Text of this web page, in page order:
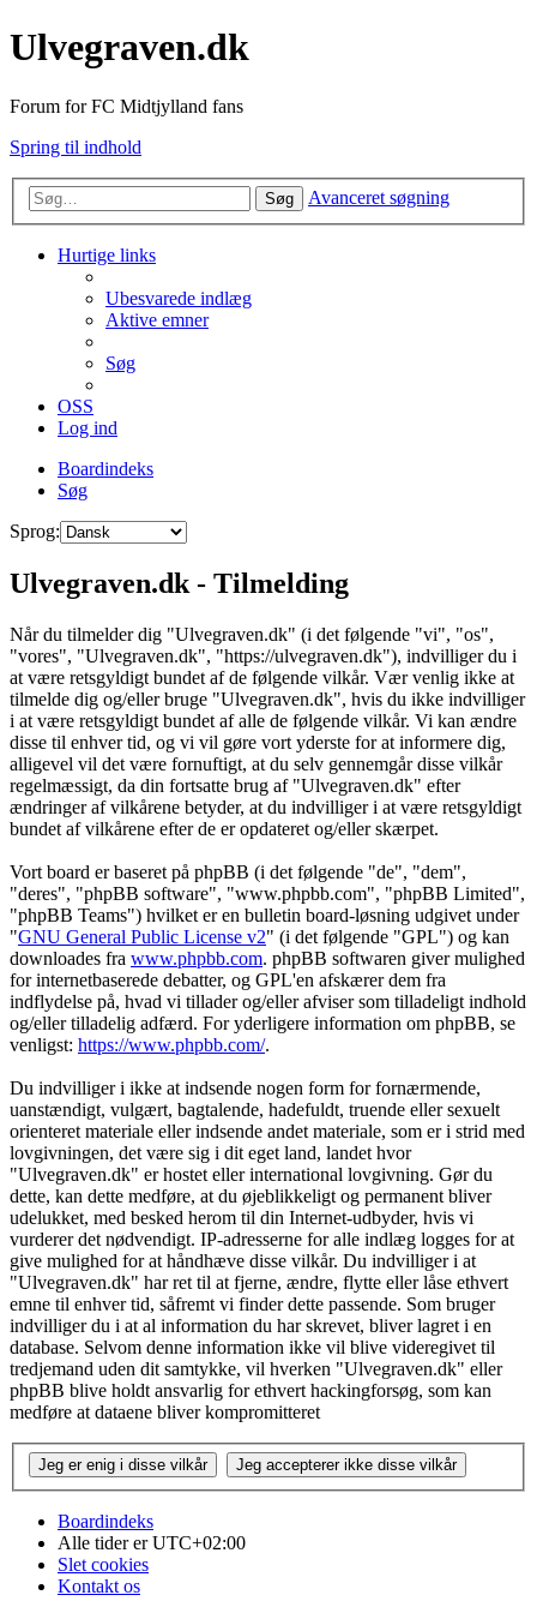
Ulvegraven.dk
Forum for FC Midtjylland fans
Spring til indhold
Søg Avanceret søgning
Hurtige links
Ubesvarede indlæg
Aktive emner
Søg
OSS
Log ind
Boardindeks
Søg
Sprog:
Ulvegraven.dk - Tilmelding
Når du tilmelder dig "Ulvegraven.dk" (i det følgende "vi", "os",
"vores", "Ulvegraven.dk", "https://ulvegraven.dk"), indvilliger du i
at være retsgyldigt bundet af de følgende vilkår. Vær venlig ikke at
tilmelde dig og/eller bruge "Ulvegraven.dk", hvis du ikke indvilliger
i at være retsgyldigt bundet af alle de følgende vilkår. Vi kan ændre
disse til enhver tid, og vi vil gøre vort yderste for at informere dig,
alligevel vil det være fornuftigt, at du selv gennemgår disse vilkår
regelmæssigt, da din fortsatte brug af "Ulvegraven.dk" efter
ændringer af vilkårene betyder, at du indvilliger i at være retsgyldigt
bundet af vilkårene efter de er opdateret og/eller skærpet.
Vort board er baseret på phpBB (i det følgende "de", "dem",
"deres", "phpBB software", "www.phpbb.com", "phpBB Limited",
"phpBB Teams") hvilket er en bulletin board-løsning udgivet under
"GNU General Public License v2" (i det følgende "GPL") og kan
downloades fra www.phpbb.com. phpBB softwaren giver mulighed
for internetbaserede debatter, og GPL'en afskærer dem fra
indflydelse på, hvad vi tillader og/eller afviser som tilladeligt indhold
og/eller tilladelig adfærd. For yderligere information om phpBB, se
venligst: https://www.phpbb.com/.
Du indvilliger i ikke at indsende nogen form for fornærmende,
uanstændigt, vulgært, bagtalende, hadefuldt, truende eller sexuelt
orienteret materiale eller indsende andet materiale, som er i strid med
lovgivningen, det være sig i dit eget land, landet hvor
"Ulvegraven.dk" er hostet eller international lovgivning. Gør du
dette, kan dette medføre, at du øjeblikkeligt og permanent bliver
udelukket, med besked herom til din Internet-udbyder, hvis vi
vurderer det nødvendigt. IP-adresserne for alle indlæg logges for at
give mulighed for at håndhæve disse vilkår. Du indvilliger i at
"Ulvegraven.dk" har ret til at fjerne, ændre, flytte eller låse ethvert
emne til enhver tid, såfremt vi finder dette passende. Som bruger
indvilliger du i at al information du har skrevet, bliver lagret i en
database. Selvom denne information ikke vil blive videregivet til
tredjemand uden dit samtykke, vil hverken "Ulvegraven.dk" eller
phpBB blive holdt ansvarlig for ethvert hackingforsøg, som kan
medføre at dataene bliver kompromitteret
Boardindeks
Alle tider erUTC+02:00
Slet cookies
Kontakt os